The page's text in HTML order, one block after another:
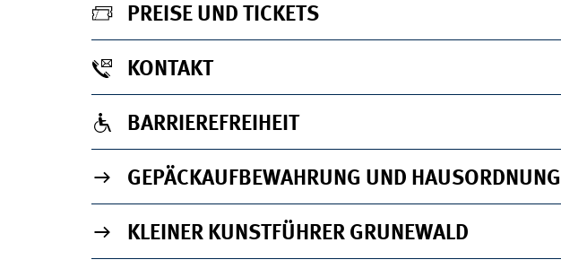
PREISE UND TICKETS
KONTAKT
BARRIEREFREIHEIT
GEPÄCKAUFBEWAHRUNG UND HAUSORDNUNG
KLEINER KUNSTFÜHRER GRUNEWALD